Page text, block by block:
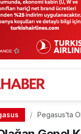
Pegasus’ta
Raporlar ve